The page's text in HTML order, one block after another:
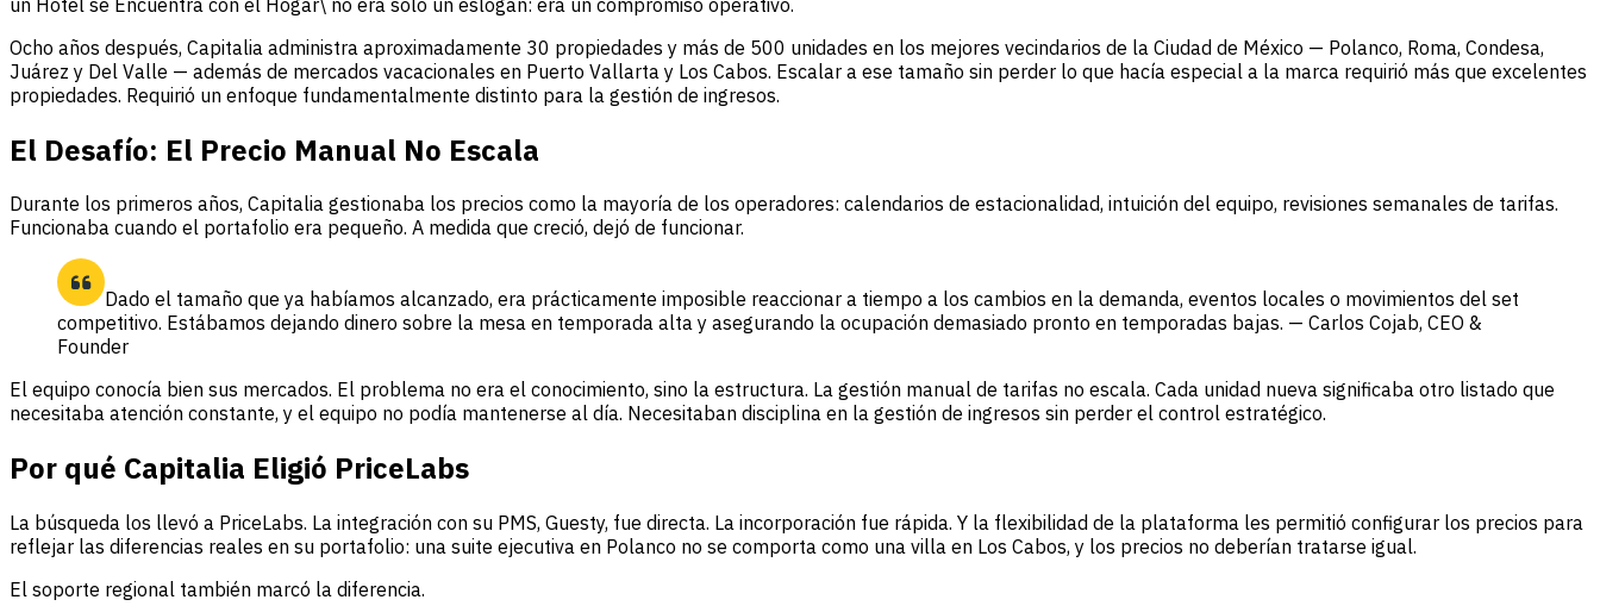
Ocho años después, Capitalia administra aproximadamente 30 propiedades y más de 500 unidades en los mejores vecindarios de la Ciudad de México — Polanco, Roma, Condesa,
Juárez y Del Valle — además de mercados vacacionales en Puerto Vallarta y Los Cabos. Escalar a ese tamaño sin perder lo que hacía especial a la marca requirió más que excelentes
propiedades. Requirió un enfoque fundamentalmente distinto para la gestión de ingresos.
El Desafío: El Precio Manual No Escala
Durante los primeros años, Capitalia gestionaba los precios como la mayoría de los operadores: calendarios de estacionalidad, intuición del equipo, revisiones semanales de tarifas.
Funcionaba cuando el portafolio era pequeño. A medida que creció, dejó de funcionar.
Dado el tamaño que ya habíamos alcanzado, era prácticamente imposible reaccionar a tiempo a los cambios en la demanda, eventos locales o movimientos del set
competitivo. Estábamos dejando dinero sobre la mesa en temporada alta y asegurando la ocupación demasiado pronto en temporadas bajas. — Carlos Cojab, CEO &
Founder
El equipo conocía bien sus mercados. El problema no era el conocimiento, sino la estructura. La gestión manual de tarifas no escala. Cada unidad nueva significaba otro listado que
necesitaba atención constante, y el equipo no podía mantenerse al día. Necesitaban disciplina en la gestión de ingresos sin perder el control estratégico.
Por qué Capitalia Eligió PriceLabs
La búsqueda los llevó a PriceLabs. La integración con su PMS, Guesty, fue directa. La incorporación fue rápida. Y la flexibilidad de la plataforma les permitió configurar los precios para
reflejar las diferencias reales en su portafolio: una suite ejecutiva en Polanco no se comporta como una villa en Los Cabos, y los precios no deberían tratarse igual.
El soporte regional también marcó la diferencia.